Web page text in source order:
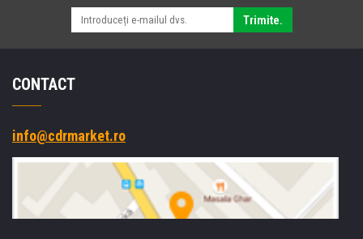
Trimite.
CONTACT
info@cdrmarket.ro